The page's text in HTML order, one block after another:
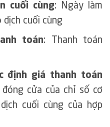
cuối cùng: Ngày làm
dịch cuối cùng
toán: Thanh toán
định giá thanh toán
cửa của chỉ số cơ
cuối cùng của hợp